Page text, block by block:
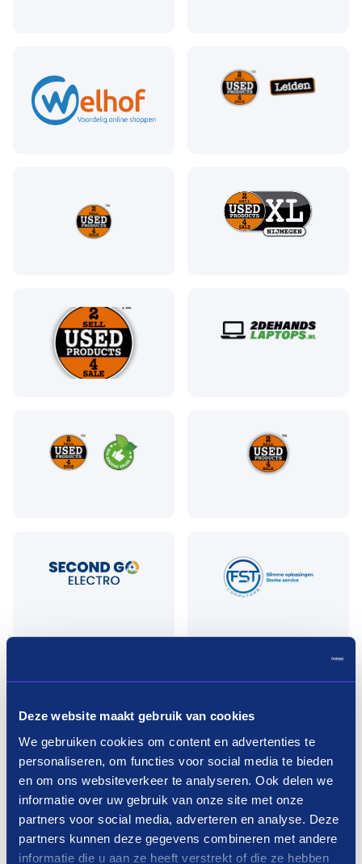
Deze website maakt gebruik van cookies
We gebruiken cookies om content en advertenties te
personaliseren, om functies voor social media te bieden
en om ons websiteverkeer te analyseren. Ook delen we
informatie over uw gebruik van onze site met onze
partners voor social media, adverteren en analyse. Deze
partners kunnen deze gegevens combineren met andere
informatie die u aan ze heeft verstrekt of die ze hebben
Meer laden